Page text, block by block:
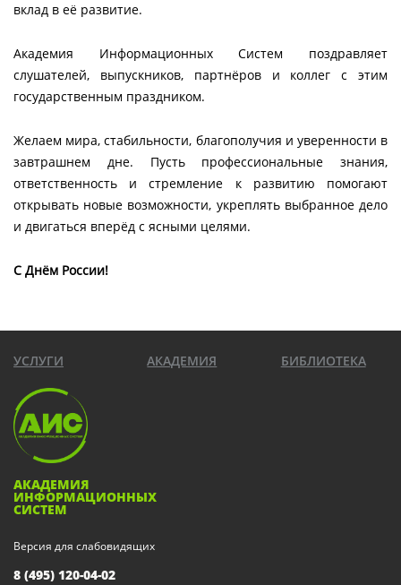
вклад в её развитие.
Академия Информационных Систем поздравляет
слушателей, выпускников, партнёров и коллег с этим
государственным праздником.
Желаем мира, стабильности, благополучия и уверенности в
завтрашнем дне. Пусть профессиональные знания,
ответственность и стремление к развитию помогают
открывать новые возможности, укреплять выбранное дело
и двигаться вперёд с ясными целями.
С Днём России!
УСЛУГИ АКАДЕМИЯ БИБЛИОТЕКА
АКАДЕМИЯ
ИНФОРМАЦИОННЫХ
СИСТЕМ
Версия для слабовидящих
8 (495) 120-04-02